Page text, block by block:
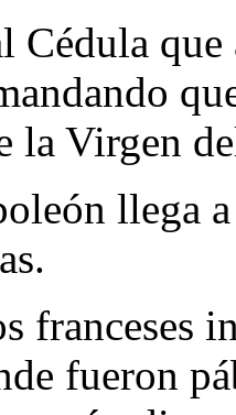
Cédula
la Virgen
llega
franceses
fueron